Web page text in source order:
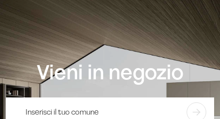
Vieni in negozio